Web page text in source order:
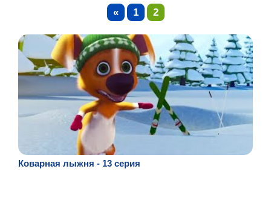
« 1 2
Коварная лыжня - 13 серия